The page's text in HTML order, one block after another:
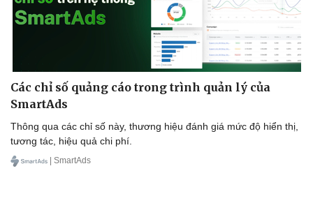
Các chỉ số quảng cáo trong trình quản lý của
SmartAds
Thông qua các chỉ số này, thương hiệu đánh giá mức độ hiển thị,
tương tác, hiệu quả chi phí.
| SmartAds